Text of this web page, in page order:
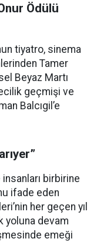
Ödülü
tiyatro, sinema
Tamer
Beyaz Martı
geçmişi ve
Balcıgil’e
birbirine
ifade eden
her geçen yıl
yoluna devam
emeği